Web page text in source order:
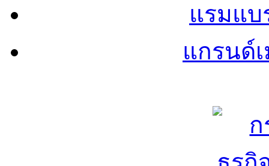
แรมแบ
แกรนด์